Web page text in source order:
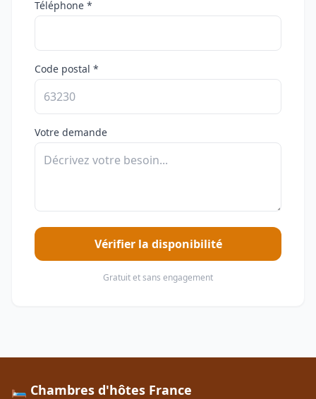
Téléphone *
Code postal *
Votre demande
Vérifier la disponibilité
Gratuit et sans engagement
🛏️ Chambres d'hôtes France